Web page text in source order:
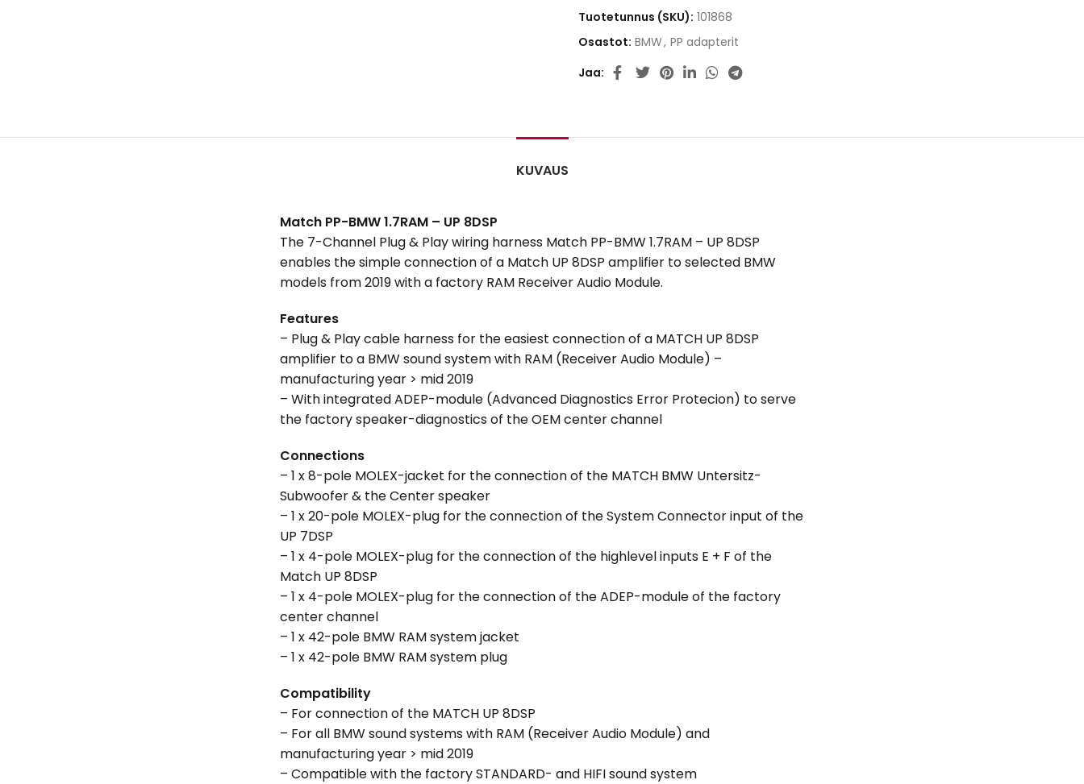
Tuotetunnus (SKU): 101868
Osastot: BMW, PP adapterit
Jaa
KUVAUS
Match PP-BMW 1.7RAM – UP 8DSP
The 7-Channel Plug & Play wiring harness Match PP-BMW 1.7RAM – UP 8DSP
enables the simple connection of a Match UP 8DSP amplifier to selected BMW
models from 2019 with a factory RAM Receiver Audio Module.
Features
– Plug & Play cable harness for the easiest connection of a MATCH UP 8DSP
amplifier to a BMW sound system with RAM (Receiver Audio Module) –
manufacturing year > mid 2019
– With integrated ADEP-module (Advanced Diagnostics Error Protecion) to serve
the factory speaker-diagnostics of the OEM center channel
Connections
– 1 x 8-pole MOLEX-jacket for the connection of the MATCH BMW Untersitz-
Subwoofer & the Center speaker
– 1 x 20-pole MOLEX-plug for the connection of the System Connector input of the
UP 7DSP
– 1 x 4-pole MOLEX-plug for the connection of the highlevel inputs E + F of the
Match UP 8DSP
– 1 x 4-pole MOLEX-plug for the connection of the ADEP-module of the factory
center channel
– 1 x 42-pole BMW RAM system jacket
– 1 x 42-pole BMW RAM system plug
Compatibility
– For connection of the MATCH UP 8DSP
– For all BMW sound systems with RAM (Receiver Audio Module) and
manufacturing year > mid 2019
– Compatible with the factory STANDARD- and HIFI sound system